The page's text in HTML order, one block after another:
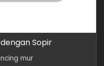
Sopir
mur